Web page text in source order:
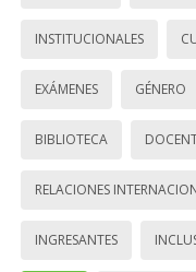
INSTITUCIONALES
EXÁMENES GÉNERO
BIBLIOTECA
RELACIONES
INGRESANTES